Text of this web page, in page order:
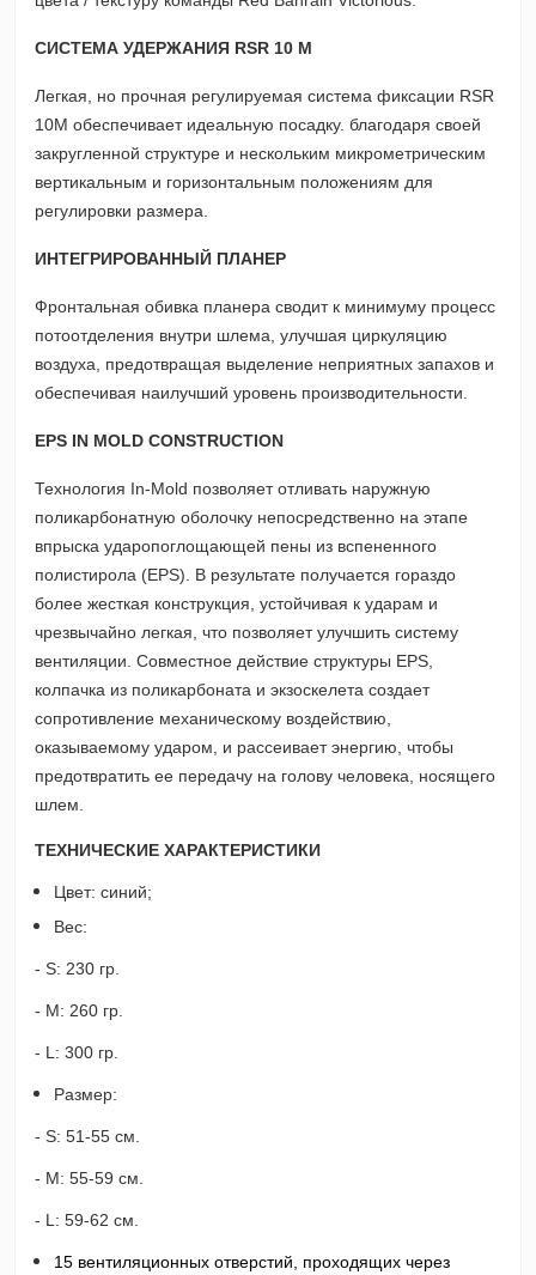
СИСТЕМА УДЕРЖАНИЯ RSR 10 M
Легкая, но прочная регулируемая система фиксации RSR
10M обеспечивает идеальную посадку. благодаря своей
закругленной структуре и нескольким микрометрическим
вертикальным и горизонтальным положениям для
регулировки размера.
ИНТЕГРИРОВАННЫЙ ПЛАНЕР
Фронтальная обивка планера сводит к минимуму процесс
потоотделения внутри шлема, улучшая циркуляцию
воздуха, предотвращая выделение неприятных запахов и
обеспечивая наилучший уровень производительности.
EPS IN MOLD CONSTRUCTION
Технология In-Mold позволяет отливать наружную
поликарбонатную оболочку непосредственно на этапе
впрыска ударопоглощающей пены из вспененного
полистирола (EPS). В результате получается гораздо
более жесткая конструкция, устойчивая к ударам и
чрезвычайно легкая, что позволяет улучшить систему
вентиляции. Совместное действие структуры EPS,
колпачка из поликарбоната и экзоскелета создает
сопротивление механическому воздействию,
оказываемому ударом, и рассеивает энергию, чтобы
предотвратить ее передачу на голову человека, носящего
шлем.
ТЕХНИЧЕСКИЕ ХАРАКТЕРИСТИКИ
Цвет: синий;
Вес:
- S: 230 гр.
- М: 260 гр.
- L : 300 гр.
Размер:
- S: 51-55 см.
- М: 55-59 см.
- L : 59-62 см.
15 вентиляционных отверстий, проходящих через